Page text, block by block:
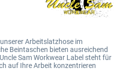
Arbeitslatzhose im
Beintaschen bieten ausreichend
Sam Workwear Label steht für
auf Ihre Arbeit konzentrieren